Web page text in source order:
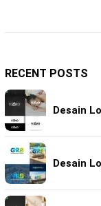
RECENT POSTS
Desain
Desain